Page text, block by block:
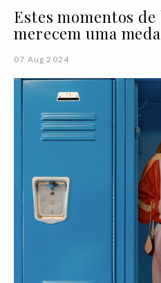
Estes momentos
merecem uma
07 Aug 2024